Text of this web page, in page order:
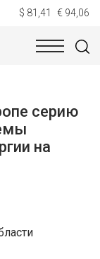
$ 81,41 € 94,06
серию
на